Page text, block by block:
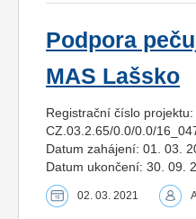
Podpora
MAS Lašsko
Registrační číslo projektu:
CZ.03.2.65/0.0/0.0/
Datum zahájení: 01. 03.
Datum ukončení: 30. 09.
02. 03. 2021